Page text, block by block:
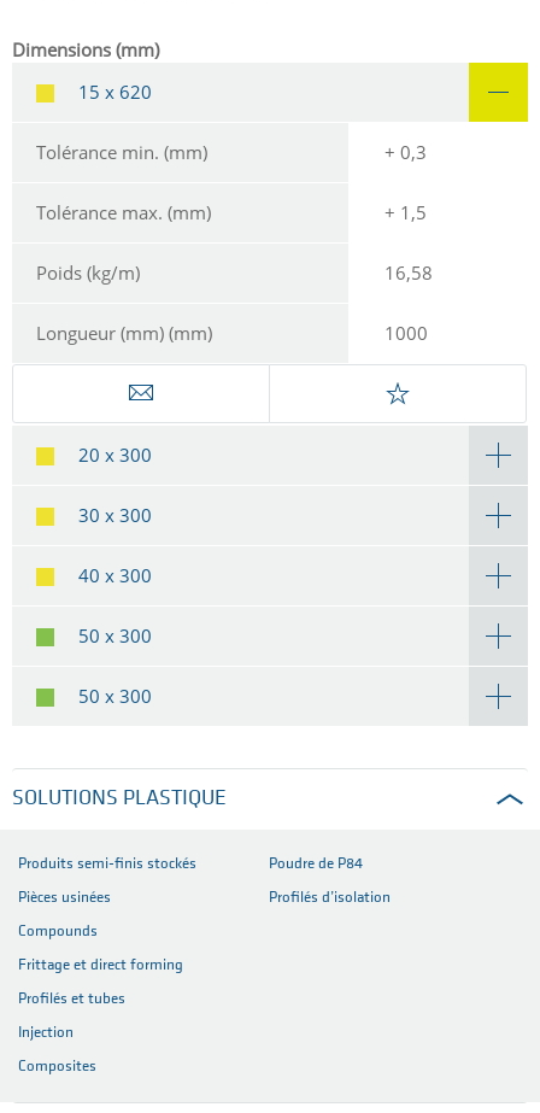
Dimensions (mm)
15 x 620
Tolérance min. (mm) + 0,3
Tolérance max. (mm) + 1,5
Poids (kg/m) 16,58
Longueur (mm) (mm) 1000
20 x 300
30 x 300
40 x 300
50 x 300
50 x 300
SOLUTIONS PLASTIQUE
Produits semi-finis stockés
Pièces usinées
Compounds
Frittage et direct forming
Profilés et tubes
Injection
Composites
Poudre de P84
Profilés d’isolation